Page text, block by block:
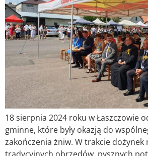
18 sierpnia 2024 roku w Łaszczowie
gminne, które były okazją do
zakończenia żniw. W trakcie dożynek